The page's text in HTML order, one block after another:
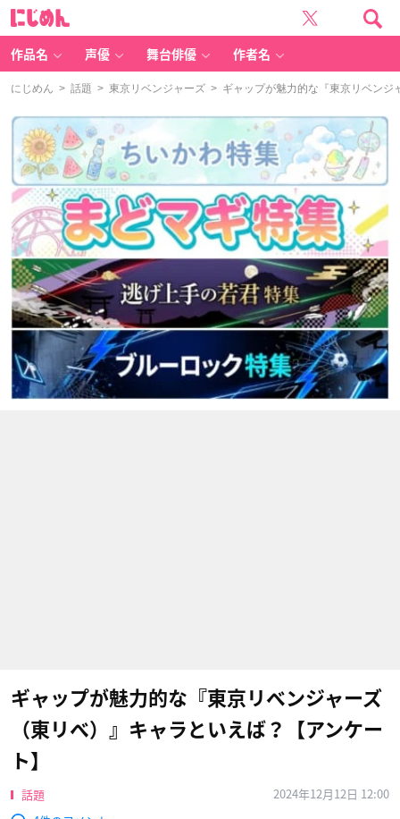
作品名 声優 舞台俳優 作者名
にじめん > 話題 > 東京リベンジャーズ > ギャップが魅力的な『東京リベンジ
ギャップが魅力的な『東京リベンジャーズ
（東リべ）』キャラといえば？【アンケー
ト】
話題
2024年12月12日 12:00